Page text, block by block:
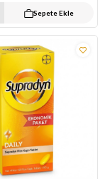
Sepete Ekle